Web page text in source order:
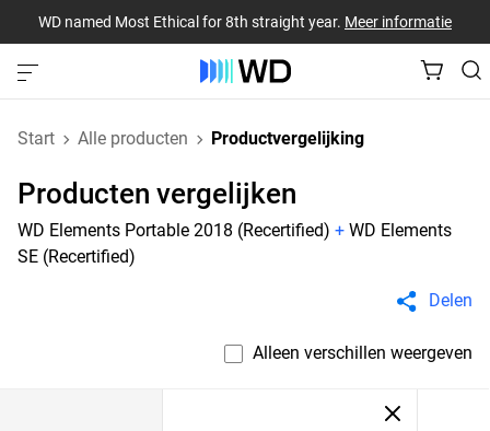
WD named Most Ethical for 8th straight year. Meer informatie
Start Alle producten Productvergelijking
Producten vergelijken
WD Elements Portable 2018 (Recertified) + WD Elements
SE (Recertified)
Delen
Alleen verschillen weergeven